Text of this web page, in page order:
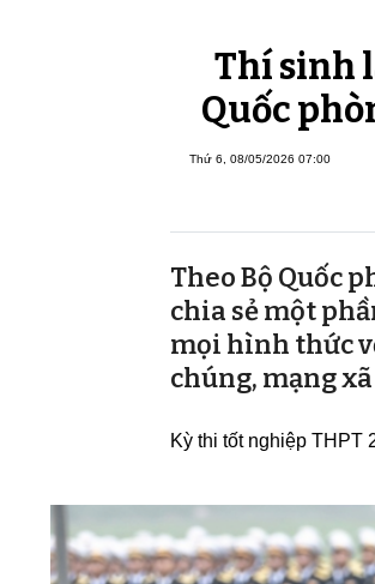
Thí sinh
Quốc
Thứ 6, 08/05/2026 07:00
Theo Bộ Quốc
chia sẻ một
mọi hình thức
chúng, mạng
Kỳ thi tốt nghiệp THPT